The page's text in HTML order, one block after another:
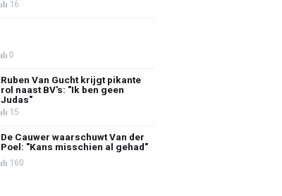
16
0
Ruben Van Gucht krijgt pikante
rol naast BV's: "Ik ben geen
Judas"
15
De Cauwer waarschuwt Van der
Poel: "Kans misschien al gehad"
160